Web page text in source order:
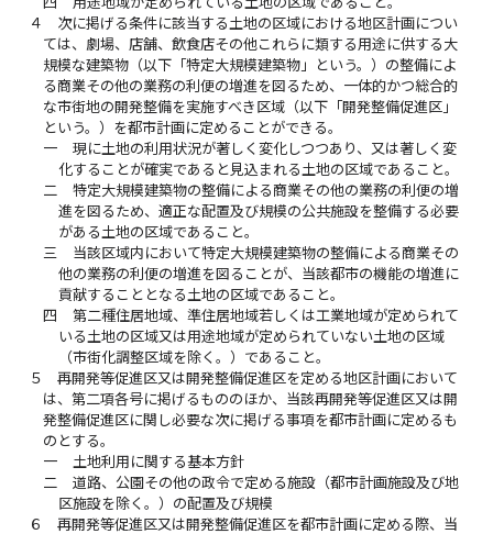
４
次に掲げる条件に該当する土地の区域における地区計画につい
ては、劇場、店舗、飲食店その他これらに類する用途に供する大
規模な建築物（以下「特定大規模建築物」という。）の整備によ
る商業その他の業務の利便の増進を図るため、一体的かつ総合的
な市街地の開発整備を実施すべき区域（以下「開発整備促進区」
という。）を都市計画に定めることができる。
一
現に土地の利用状況が著しく変化しつつあり、又は著しく変
化することが確実であると見込まれる土地の区域であること。
二
特定大規模建築物の整備による商業その他の業務の利便の増
進を図るため、適正な配置及び規模の公共施設を整備する必要
がある土地の区域であること。
三
当該区域内において特定大規模建築物の整備による商業その
他の業務の利便の増進を図ることが、当該都市の機能の増進に
貢献することとなる土地の区域であること。
四
第二種住居地域、準住居地域若しくは工業地域が定められて
いる土地の区域又は用途地域が定められていない土地の区域
（市街化調整区域を除く。）であること。
５
再開発等促進区又は開発整備促進区を定める地区計画において
は、第二項各号に掲げるもののほか、当該再開発等促進区又は開
発整備促進区に関し必要な次に掲げる事項を都市計画に定めるも
のとする。
一
土地利用に関する基本方針
二
道路、公園その他の政令で定める施設（都市計画施設及び地
区施設を除く。）の配置及び規模
６
再開発等促進区又は開発整備促進区を都市計画に定める際、当